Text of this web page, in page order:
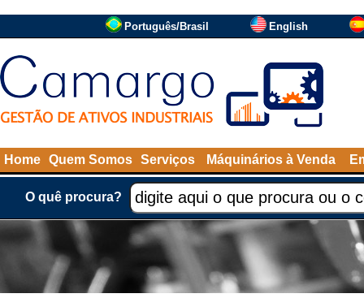
Português/Brasil English
Home Quem Somos Serviços Máquinários à Venda
O quê procura?